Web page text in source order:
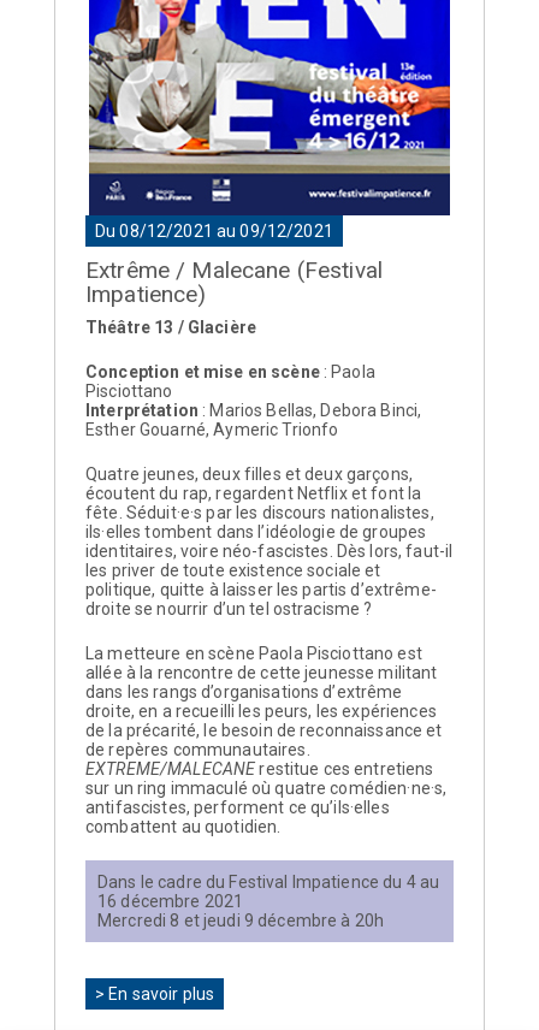
Du 08/12/2021 au 09/12/2021
Extrême / Malecane (Festival
Impatience)
Théâtre 13 / Glacière
Conception et mise en scène : Paola
Pisciottano
Interprétation : Marios Bellas, Debora Binci,
Esther Gouarné, Aymeric Trionfo
Quatre jeunes, deux filles et deux garçons,
écoutent du rap, regardent Netflix et font la
fête. Séduit·e·s par les discours nationalistes,
ils·elles tombent dans l’idéologie de groupes
identitaires, voire néo-fascistes. Dès lors, faut-il
les priver de toute existence sociale et
politique, quitte à laisser les partis d’extrême-
droite se nourrir d’un tel ostracisme ?
La metteure en scène Paola Pisciottano est
allée à la rencontre de cette jeunesse militant
dans les rangs d’organisations d’extrême
droite, en a recueilli les peurs, les expériences
de la précarité, le besoin de reconnaissance et
de repères communautaires.
EXTREME/MALECANErestitue ces entretiens
sur un ring immaculé où quatre comédien·ne·s,
antifascistes, performent ce qu’ils·elles
combattent au quotidien.
Dans le cadre du Festival Impatience du 4 au
16 décembre 2021
Mercredi 8 et jeudi 9 décembre à 20h
> En savoir plus